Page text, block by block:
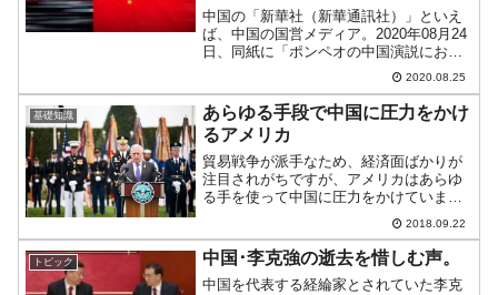
中国の「新華社（新華通訊社）」といえ
ば、中国の国営メディア。2020年08月24
日、同紙に「ポンペオの中国演説におけ
るウソと真実」という驚くほど長い記事
が掲載されました。⇒参照・引用元：
『新華通訊社』「ポンペオの中国演説に
おけるウソと真実」...
2020.08.25
基礎知識
あらゆる手段で中国に圧力をかけ
るアメリカ
貿易戦争が派手なため、経済面ばかりが
注目されがちですが、アメリカはあらゆ
る手を使って中国に圧力をかけていま
す。例えば、・「航行の自由作戦」
(Freedom of Navigation)を継続中国が国
際条約に基づかず領有権を主張する南シ
ナ海(...
2018.09.22
トピック 中国･李克強の逝去を惜しむ声。
中国を代表する経綸家とされていた李克